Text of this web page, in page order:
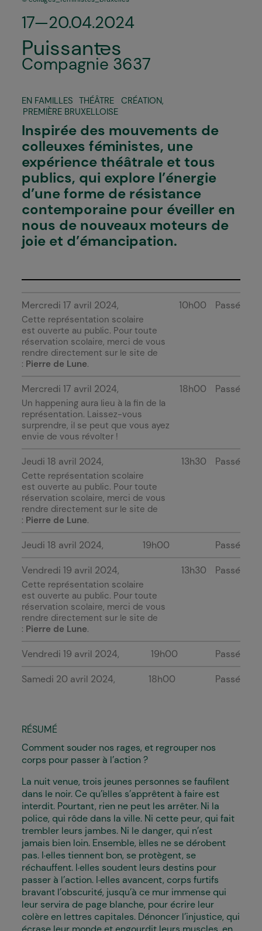
17—20.04.2024
Puissant·es
Compagnie 3637
EN FAMILLES THÉÂTRE CRÉATION,
PREMIÈRE BRUXELLOISE
Inspirée des mouvements de
colleuxes féministes, une
expérience théâtrale et tous
publics, qui explore l’énergie
d’une forme de résistance
contemporaine pour éveiller en
nous de nouveaux moteurs de
joie et d’émancipation.
Mercredi 17 avril 2024
Cette représentation scolaire
est ouverte au public. Pour toute
réservation scolaire, merci de vous
rendre directement sur le site de
: Pierre de Lune.
10h00 Passé
Mercredi 17 avril 2024
Un happening aura lieu à la fin de la
représentation. Laissez-vous
surprendre, il se peut que vous ayez
envie de vous révolter !
18h00 Passé
Jeudi 18 avril 2024
Cette représentation scolaire
est ouverte au public. Pour toute
réservation scolaire, merci de vous
rendre directement sur le site de
: Pierre de Lune.
13h30 Passé
Jeudi 18 avril 2024 19h00 Passé
Vendredi 19 avril 2024
Cette représentation scolaire
est ouverte au public. Pour toute
réservation scolaire, merci de vous
rendre directement sur le site de
: Pierre de Lune.
13h30 Passé
Vendredi 19 avril 2024 19h00 Passé
Samedi 20 avril 2024 18h00 Passé
RÉSUMÉ
Comment souder nos rages, et regrouper nos
corps pour passer à l’action ?
La nuit venue, trois jeunes personnes se faufilent
dans le noir. Ce qu’i·elles s’apprêtent à faire est
interdit. Pourtant, rien ne peut les arrêter. Ni la
police, qui rôde dans la ville. Ni cette peur, qui fait
trembler leurs jambes. Ni le danger, qui n’est
jamais bien loin. Ensemble, i·elles ne se dérobent
pas. I·elles tiennent bon, se protègent, se
réchauffent. I·elles soudent leurs destins pour
passer à l’action. I·elles avancent, corps furtifs
bravant l’obscurité, jusqu’à ce mur immense qui
leur servira de page blanche, pour écrire leur
colère en lettres capitales. Dénoncer l’injustice, qui